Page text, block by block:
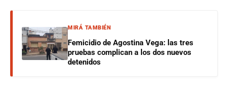
MIRÁ TAMBIÉN
Femicidio de Agostina Vega: las tres
pruebas complican a los dos nuevos
detenidos